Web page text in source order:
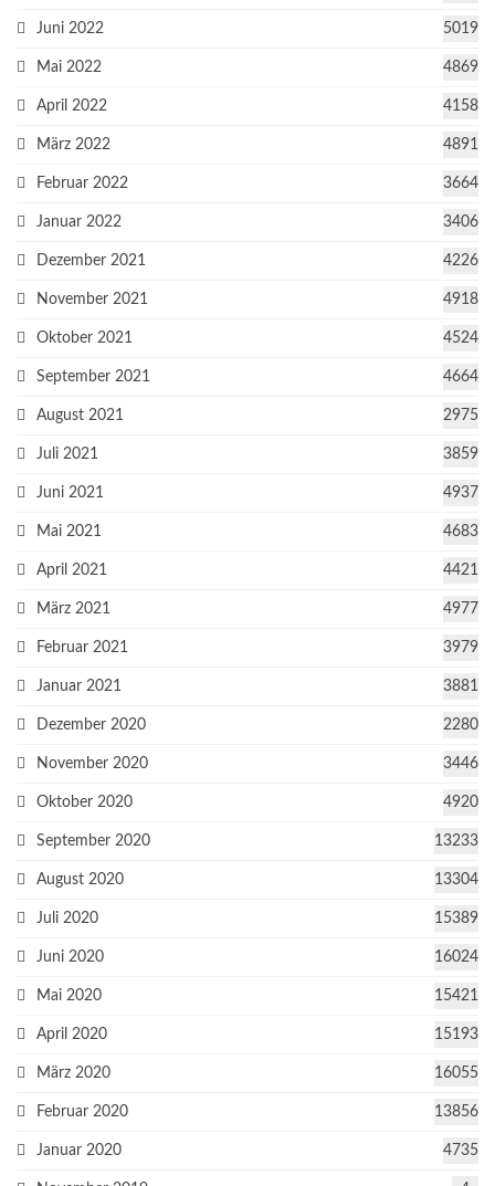
Juni 2022 5019
Mai 2022 4869
April 2022 4158
März 2022 4891
Februar 2022 3664
Januar 2022 3406
Dezember 2021 4226
November 2021 4918
Oktober 2021 4524
September 2021 4664
August 2021 2975
Juli 2021 3859
Juni 2021 4937
Mai 2021 4683
April 2021 4421
März 2021 4977
Februar 2021 3979
Januar 2021 3881
Dezember 2020 2280
November 2020 3446
Oktober 2020 4920
September 2020 13233
August 2020 13304
Juli 2020 15389
Juni 2020 16024
Mai 2020 15421
April 2020 15193
März 2020 16055
Februar 2020 13856
Januar 2020 4735